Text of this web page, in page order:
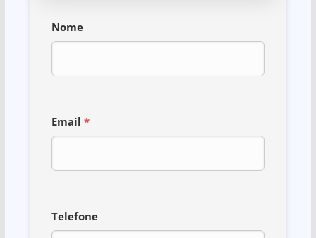
Nome
Email *
Telefone